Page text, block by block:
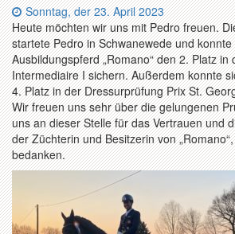
Datum:
Sonntag, der 23. April 2023
Heute möchten wir uns mit Pedro freuen.
startete Pedro in Schwanewede und
Ausbildungspferd „Romano“ den 2. Platz
Intermediaire I sichern. Außerdem konnte
4. Platz in der Dressurprüfung Prix St.
Wir freuen uns sehr über die gelungenen
uns an dieser Stelle für das Vertrauen und
der Züchterin und Besitzerin von
bedanken.